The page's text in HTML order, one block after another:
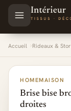
Aller au contenu
Accueil Rideaux &
HOMEMAISON
Brise bise
droites